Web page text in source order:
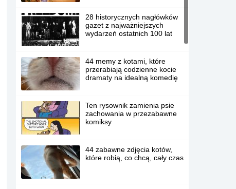
28 historycznych nagłówków
gazet z najważniejszych
wydarzeń ostatnich 100 lat
44 memy z kotami, które
przerabiają codzienne kocie
dramaty na idealną komedię
Ten rysownik zamienia psie
zachowania w przezabawne
komiksy
44 zabawne zdjęcia kotów,
które robią, co chcą, cały czas